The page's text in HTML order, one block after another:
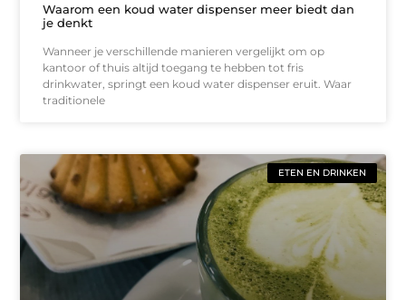
Waarom een koud water dispenser meer biedt dan
je denkt
Wanneer je verschillende manieren vergelijkt om op
kantoor of thuis altijd toegang te hebben tot fris
drinkwater, springt een koud water dispenser eruit. Waar
traditionele
ETEN EN DRINKEN